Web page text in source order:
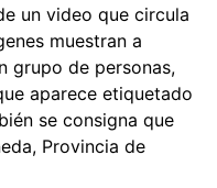
un video que circula
muestran a
grupo de personas,
aparece etiquetado
se consigna que
Provincia de